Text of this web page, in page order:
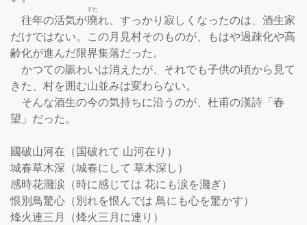
往年の活気が廃
すた
れ、すっかり寂しくなったのは、酒生家
だけではない。この月見村そのものが、もはや過疎化や高
齢化が進んだ限界集落だった。
かつての賑わいは消えたが、それでも子供の頃から見て
きた、村を囲む山並みは変わらない。
そんな酒生の今の気持ちに沿うのが、杜甫の漢詩「春
望」だった。
國破山河在（国破れて 山河在り）
城春草木深（城春にして 草木深し）
感時花濺涙（時に感じては 花にも涙を濺ぎ）
恨別鳥驚心（別れを恨んでは 鳥にも心を驚かす）
烽火連三月（烽火三月に連り）